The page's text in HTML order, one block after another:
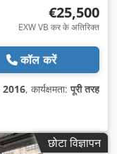
€25,500
EXW VB कर के अतिरिक्त
कॉल करें
2016, कार्यक्षमता:पूरी तरह
छोटा विज्ञापन